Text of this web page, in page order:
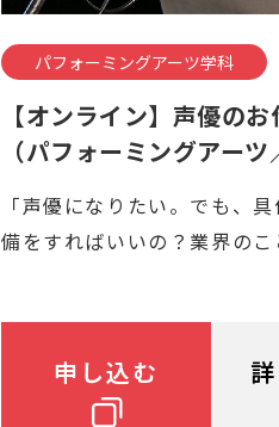
パフォーミングアーツ学科
【オンライン】声優の
（パフォーミングアーツ
「声優になりたい。でも、
備をすればいいの？業界の
申し込む